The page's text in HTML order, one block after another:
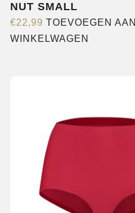
NUT SMALL
€22,99 TOEVOEGEN AAN
WINKELWAGEN